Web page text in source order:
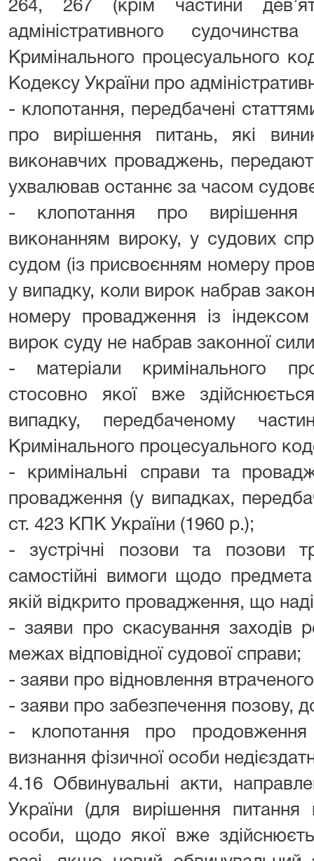
264, 267 (крім частини
адміністративного
Кримінального процесуального
Кодексу України про
- клопотання, передбачені
про вирішення питань, які
виконавчих проваджень,
ухвалював останнє за часом
- клопотання про вирішення
виконанням вироку, у судових
судом (із присвоєнням номеру
у випадку, коли вирок набрав
номеру провадження із
вирок суду не набрав законної
- матеріали кримінального
стосовно якої вже
випадку, передбаченому
Кримінального процесуального
- кримінальні справи та
провадження (у випадках,
ст. 423 КПК України (1960 р.);
- зустрічні позови та позови
самостійні вимоги щодо
якій відкрито провадження, що
- заяви про скасування заходів
межах відповідної судової справи;
- заяви про відновлення
- заяви про забезпечення позову,
- клопотання про
визнання фізичної особи
4.16 Обвинувальні акти,
України (для вирішення питання
особи, щодо якої вже